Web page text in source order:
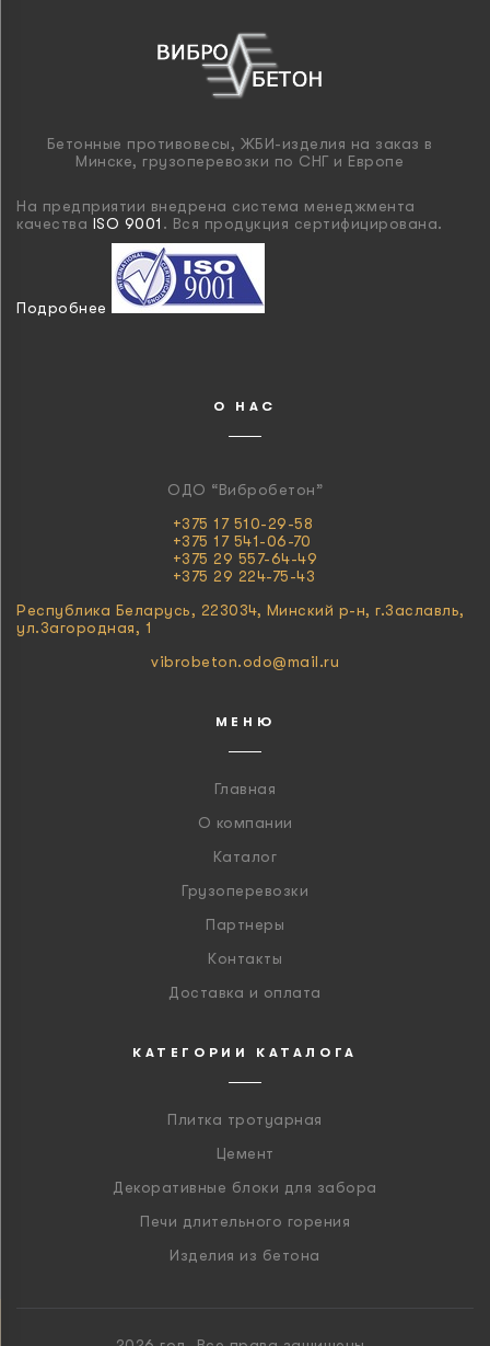
Бетонные противовесы, ЖБИ-изделия на заказ в
Минске, грузоперевозки по СНГ и Европе
На предприятии внедрена система менеджмента
качества ISO 9001 . Вся продукция сертифицирована.
Подробнее
О НАС
ОДО “Вибробетон”
+375 17 510-29-58
+375 17 541-06-70
+375 29 557-64-49
+375 29 224-75-43
Республика Беларусь, 223034, Минский р-н, г.Заславль,
ул.Загородная, 1
vibrobeton.odo@mail.ru
МЕНЮ
Главная
О компании
Каталог
Грузоперевозки
Партнеры
Контакты
Доставка и оплата
КАТЕГОРИИ КАТАЛОГА
Плитка тротуарная
Цемент
Декоративные блоки для забора
Печи длительного горения
Изделия из бетона